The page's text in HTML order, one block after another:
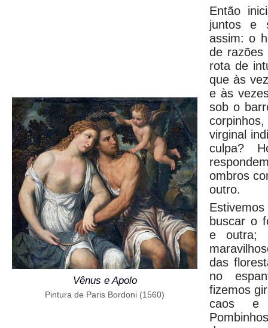
Vênus e Apolo
Pintura de Paris Bordoni (1560)
Então
juntos e
assim: o
de
rota de
que às
e às
sob o
virginal
culpa?
ombros
outro.
buscar o
e outra;
das
no
fizemos
caos e